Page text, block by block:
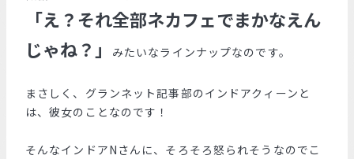
「え？それ全部ネカフェでまかなえん
じゃね？」
みたいなラインナップなのです。
まさしく、グランネット記事部のインドアクィーンと
は、彼女のことなのです！
そんなインドアNさんに、そろそろ怒られそうなのでこ